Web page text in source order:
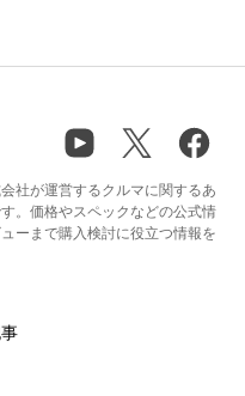
社が運営するクルマに関するあ
。価格やスペックなどの公式情
ーまで購入検討に役立つ情報を